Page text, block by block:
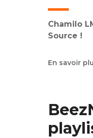
En savoir
sur Chamilo
Chamilo
Source !